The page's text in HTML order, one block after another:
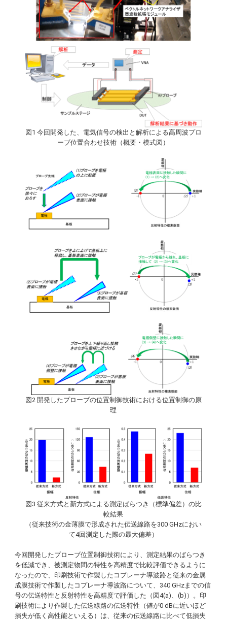
図1 今回開発した、電気信号の検出と解析による高周波プロ
ーブ位置合わせ技術（概要・模式図）
図2 開発したプローブの位置制御技術における位置制御の原
理
図3 従来方式と新方式による測定ばらつき（標準偏差）の比
較結果
（従来技術の金薄膜で形成された伝送線路を300 GHzにおい
て4回測定した際の最大偏差）
今回開発したプローブ位置制御技術により、測定結果のばらつき
を低減でき、被測定物間の特性を高精度で比較評価できるように
なったので、印刷技術で作製したコプレーナ導波路と従来の金属
成膜技術で作製したコプレーナ導波路について、340 GHzまでの信
号の伝送特性と反射特性を高精度で評価した（図4(a)、(b)）。印
刷技術により作製した伝送線路の伝送特性（値が0 dBに近いほど
損失が低く高性能といえる）は、従来の伝送線路に比べて低損失